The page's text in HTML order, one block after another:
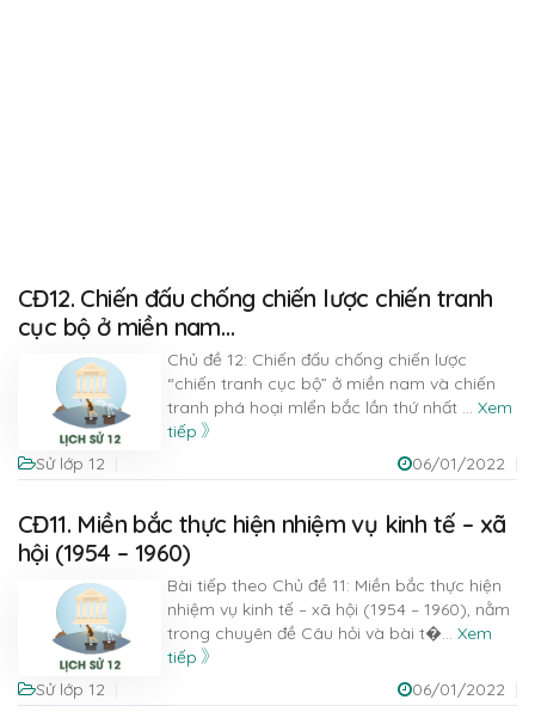
CĐ12. Chiến đấu chống chiến lược chiến tranh
cục bộ ở miền nam…
Chủ đề 12: Chiến đấu chống chiến lược
“chiến tranh cục bộ” ở miền nam và chiến
tranh phá hoại mlển bắc lần thứ nhất ... Xem
tiếp
Sử lớp 12
06/01/2022
CĐ11. Miền bắc thực hiện nhiệm vụ kinh tế – xã
hội (1954 – 1960)
Bài tiếp theo Chủ đề 11: Miền bắc thực hiện
nhiệm vụ kinh tế – xã hội (1954 – 1960), nằm
trong chuyên đề Câu hỏi và bài t�... Xem
tiếp
Sử lớp 12
06/01/2022